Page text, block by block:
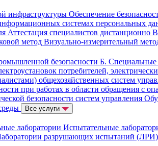
инфраструктуры Обеспечение
системах персональных
Аттестация специалистов дистанционно
метод Визуально-измерительный
безопасности Б.
потребителей,
общехозяйственных систем
при работах в области обращения с
безопасности систем управления
Все услуги
лаборатории Испытательные
разрушающих испытаний (ЛРИ)